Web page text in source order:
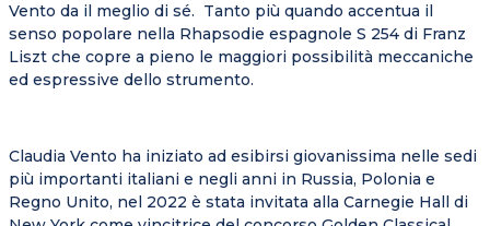
Vento da il meglio di sé. Tanto più quando accentua il
senso popolare nella Rhapsodie espagnole S 254 di Franz
Liszt che copre a pieno le maggiori possibilità meccaniche
ed espressive dello strumento.
Claudia Vento ha iniziato ad esibirsi giovanissima nelle sedi
più importanti italiani e negli anni in Russia, Polonia e
Regno Unito, nel 2022 è stata invitata alla Carnegie Hall di